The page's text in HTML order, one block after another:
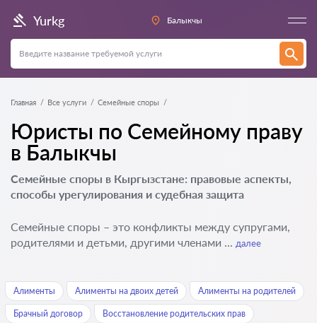
Yurkg Балыкчы
Главная Все услуги Семейные споры
Юристы по Семейному праву
в Балыкчы
Семейные споры в Кыргызстане: правовые аспекты,
способы урегулирования и судебная защита
Семейные споры – это конфликты между супругами,
родителями и детьми, другими членами ... далее
Алименты Алименты на двоих детей Алименты на родителей
Брачный договор Восстановление родительских прав